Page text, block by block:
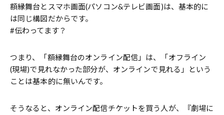
額縁舞台とスマホ画面(パソコン&テレビ画面)は、基本的に
は同じ構図だからです。
#伝わってます？
つまり、「額縁舞台のオンライン配信」は、「オフライン
(現場)で見れなかった部分が、オンラインで見れる」という
ことは基本的に無いんです。
そうなると、オンライン配信チケットを買う人が、『劇場に